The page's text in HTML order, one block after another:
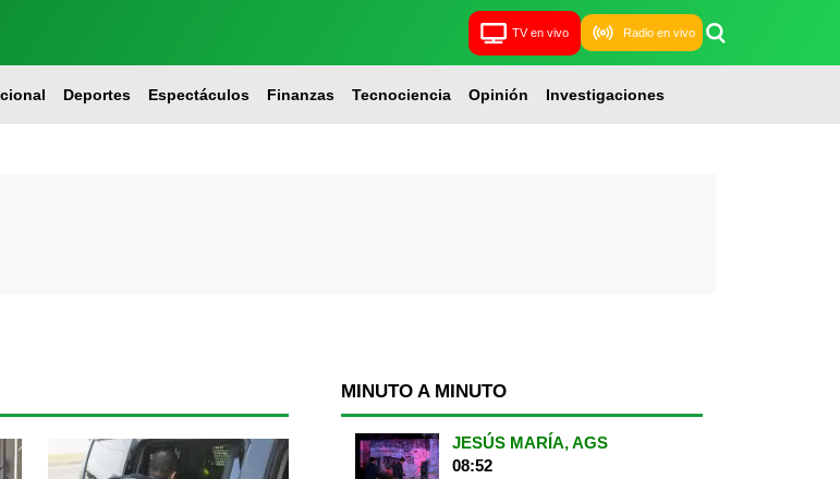
TV en vivo Radio en vivo
Deportes Espectáculos Finanzas Tecnociencia Opinión Investigaciones
MINUTO A MINUTO
JESÚS MARÍA, AGS
08:52